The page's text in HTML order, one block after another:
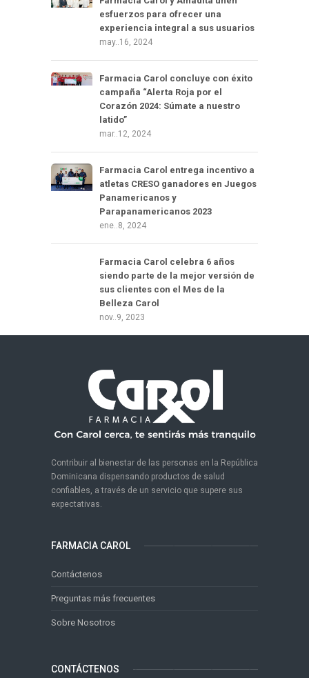
esfuerzos para ofrecer una
experiencia integral a sus usuarios
may..16, 2024
Farmacia Carol concluye con éxito
campaña “Alerta Roja por el
Corazón 2024: Súmate a nuestro
latido”
mar..12, 2024
Farmacia Carol entrega incentivo a
atletas CRESO ganadores en Juegos
Panamericanos y
Parapanamericanos 2023
ene..8, 2024
Farmacia Carol celebra 6 años
siendo parte de la mejor versión de
sus clientes con el Mes de la
Belleza Carol
nov..9, 2023
Contribuir al bienestar de las personas en la República
Dominicana dispensando productos de salud
confiables, a través de un servicio que supere sus
expectativas.
FARMACIA CAROL
Contáctenos
Preguntas más frecuentes
Sobre Nosotros
CONTÁCTENOS